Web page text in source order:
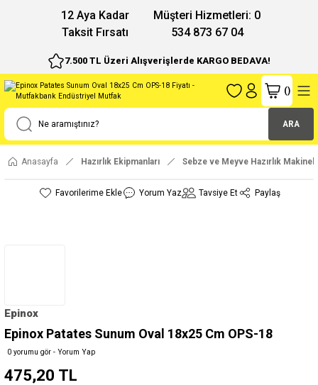
12 Aya Kadar
Taksit Fırsatı
Müşteri Hizmetleri: 0
534 873 67 04
7.500 TL Üzeri Alışverişlerde KARGO BEDAVA!
ARA
()
Anasayfa Hazırlık Ekipmanları Sebze ve Meyve Hazırlık
Yorum Yaz Tavsiye Et Paylaş
Epinox
Epinox Patates Sunum Oval 18x25 Cm OPS-18
0 yorumu gör - Yorum Yap
475,20 TL